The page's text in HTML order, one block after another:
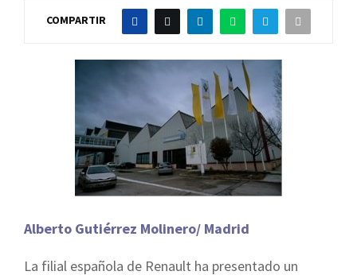
COMPARTIR
Alberto Gutiérrez Molinero/ Madrid
La filial española de Renault ha presentado un